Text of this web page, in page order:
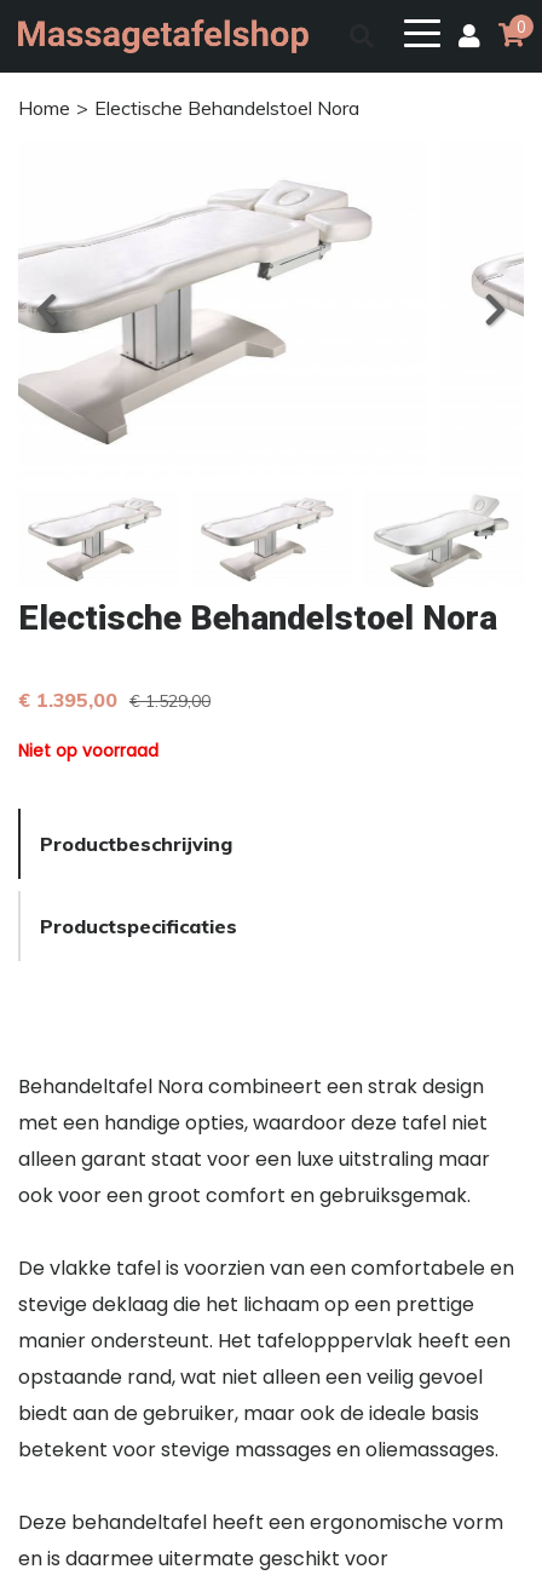
0
Home Electische Behandelstoel Nora
Electische Behandelstoel Nora
€ 1.395,00 € 1.529,00
Niet op voorraad
Productbeschrijving
Productspecificaties
Behandeltafel Nora combineert een strak design
met een handige opties, waardoor deze tafel niet
alleen garant staat voor een luxe uitstraling maar
ook voor een groot comfort en gebruiksgemak.
De vlakke tafel is voorzien van een comfortabele en
stevige deklaag die het lichaam op een prettige
manier ondersteunt. Het tafelopppervlak heeft een
opstaande rand, wat niet alleen een veilig gevoel
biedt aan de gebruiker, maar ook de ideale basis
betekent voor stevige massages en oliemassages.
Deze behandeltafel heeft een ergonomische vorm
en is daarmee uitermate geschikt voor